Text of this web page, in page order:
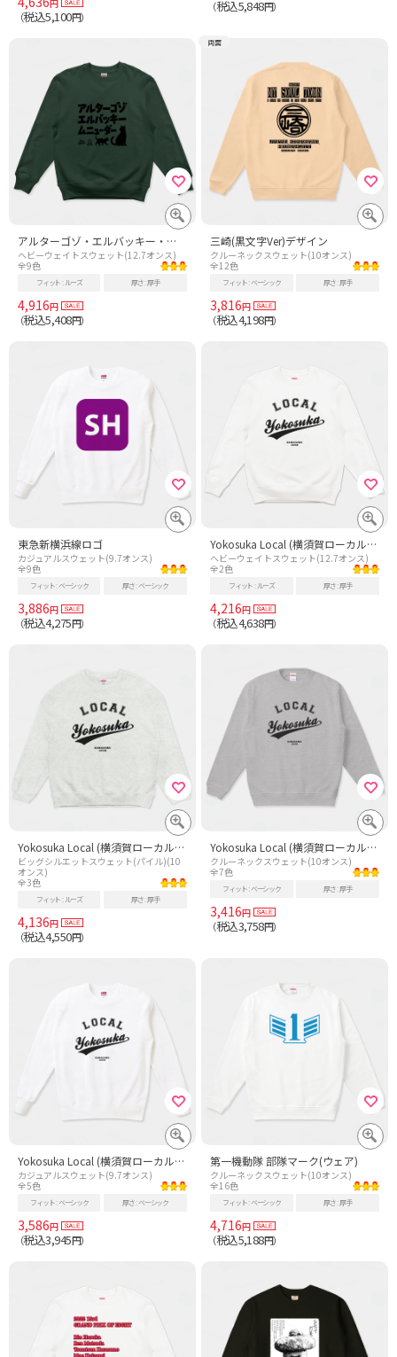
円
（税込5,100円）
（税込5,848円）
アルターゴゾ・エルバッキー・ムニューダー(エルバッキー) 妖怪・UMAシリーズ010
ヘビーウェイトスウェット(12.7オンス)
全9色
フィット ルーズ 厚さ 厚手
4,916円
（税込5,408円）
三崎(黒文字Ver)デザイン
クルーネックスウェット(10オンス)
全12色
フィット ベーシック 厚さ 厚手
3,816円
（税込4,198円）
両面
東急新横浜線ロゴ
カジュアルスウェット(9.7オンス)
全9色
フィット ベーシック 厚さ ベーシック
3,886円
（税込4,275円）
Yokosuka Local (横須賀ローカル) 故郷 - 黒
ヘビーウェイトスウェット(12.7オンス)
全2色
フィット ルーズ 厚さ 厚手
4,216円
（税込4,638円）
Yokosuka Local (横須賀ローカル) 故郷 - 黒
ビッグシルエットスウェット(パイル)(10
オンス)
全3色
フィット ルーズ 厚さ 厚手
4,136円
（税込4,550円）
Yokosuka Local (横須賀ローカル) 故郷 - 黒
クルーネックスウェット(10オンス)
全7色
フィット ベーシック 厚さ 厚手
3,416円
（税込3,758円）
Yokosuka Local (横須賀ローカル) 故郷 - 黒
カジュアルスウェット(9.7オンス)
全5色
フィット ベーシック 厚さ ベーシック
3,586円
（税込3,945円）
第一機動隊 部隊マーク(ウェア)
クルーネックスウェット(10オンス)
全16色
フィット ベーシック 厚さ 厚手
4,716円
（税込5,188円）